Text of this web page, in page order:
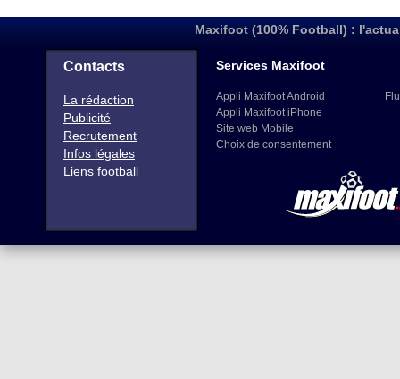
Maxifoot (100% Football) :
Contacts
La rédaction
Publicité
Recrutement
Infos légales
Liens football
Services Maxifoot
Appli Maxifoot Android
Appli Maxifoot iPhone
Site web Mobile
Choix de consentement